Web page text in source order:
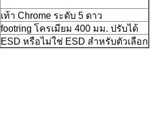
เท้า Chrome ระดับ 5 ดาว
footring โครเมียม 400 มม. ปรับได้
ESD หรือไม่ใช่ ESD สำหรับตัวเลือก